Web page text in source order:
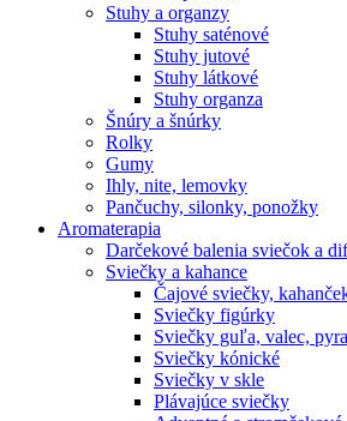
Stuhy a organzy
Stuhy saténové
Stuhy jutové
Stuhy látkové
Stuhy organza
Šnúry a šnúrky
Rolky
Gumy
Ihly, nite, lemovky
Pančuchy, silonky, ponožky
Aromaterapia
Darčekové balenia sviečok a
Sviečky a kahance
Čajové sviečky,
Sviečky figúrky
Sviečky guľa, valec,
Sviečky kónické
Sviečky v skle
Plávajúce sviečky